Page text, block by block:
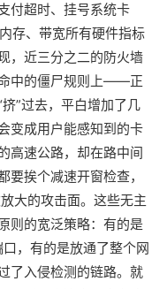
付超时、挂号系统卡
存、带宽所有硬件指标
，近三分之二的防火墙
中的僵尸规则上——正
”过去，平白增加了几
变成用户能感知到的卡
高速公路，却在路中间
挨个减速开窗检查，
大的攻击面。这些无主
则的宽泛策略：有的是
，有的是放通了整个网
了入侵检测的链路。就